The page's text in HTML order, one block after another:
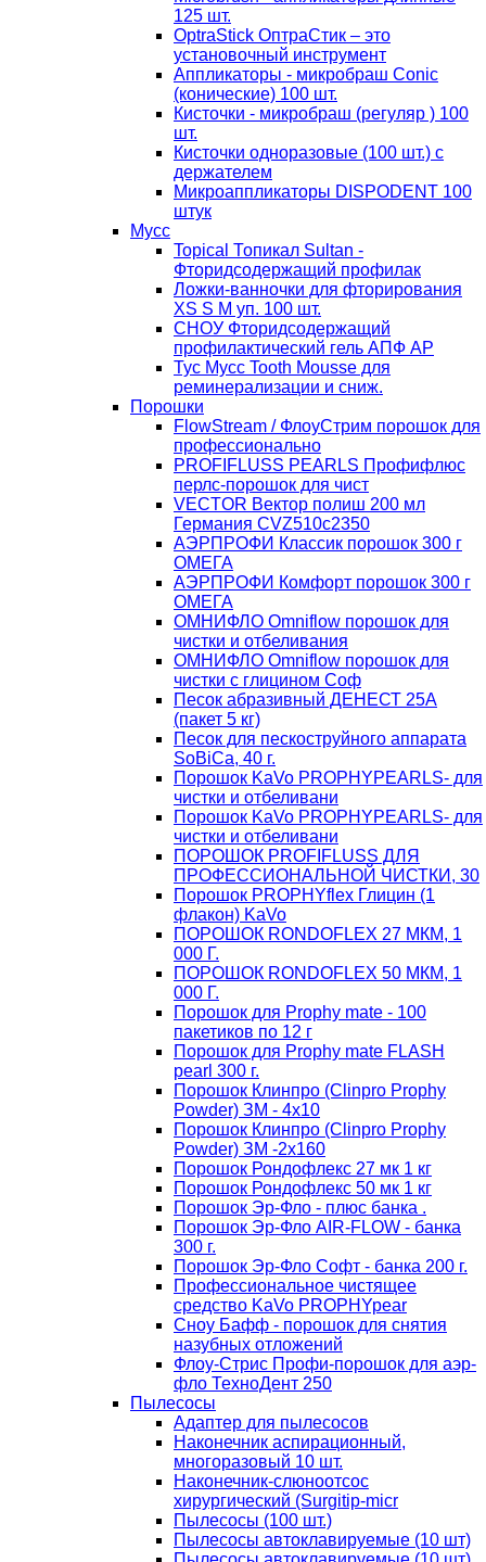
125 шт.
OptraStick ОптраСтик – это
установочный инструмент
Аппликаторы - микробраш Conic
(конические) 100 шт.
Кисточки - микробраш (регуляр ) 100
шт.
Кисточки одноразовые (100 шт.) с
держателем
Микроаппликаторы DISPODENT 100
штук
Мусс
Topical Топикал Sultan -
Фторидсодержащий профилак
Ложки-ванночки для фторирования
XS S М уп. 100 шт.
СНОУ Фторидсодержащий
профилактический гель АПФ AP
Тус Мусс Tooth Mousse для
реминерализации и сниж.
Порошки
FlowStream / ФлоуСтрим порошок для
профессионально
PROFIFLUSS PEARLS Профифлюс
перлс-порошок для чист
VECTOR Вектор полиш 200 мл
Германия CVZ510с2350
АЭРПРОФИ Классик порошок 300 г
ОМЕГА
АЭРПРОФИ Комфорт порошок 300 г
ОМЕГА
ОМНИФЛО Omniflow порошок для
чистки и отбеливания
ОМНИФЛО Omniflow порошок для
чистки с глицином Соф
Песок абразивный ДЕНЕСТ 25А
(пакет 5 кг)
Песок для пескоструйного аппарата
SoBiCa, 40 г.
Порошок KaVo PROPHYPEARLS- для
чистки и отбеливани
Порошок KaVo PROPHYPEARLS- для
чистки и отбеливани
ПОРОШОК PROFIFLUSS ДЛЯ
ПРОФЕССИОНАЛЬНОЙ ЧИСТКИ, 30
Порошок PROPHYflex Глицин (1
флакон) KaVo
ПОРОШОК RONDOFLEX 27 МКМ, 1
000 Г.
ПОРОШОК RONDOFLEX 50 МКМ, 1
000 Г.
Порошок для Proрhy mate - 100
пакетиков по 12 г
Порошок для Proрhy mate FLASH
pearl 300 г.
Порошок Клинпро (Clinpro Prophy
Powder) ЗМ - 4х10
Порошок Клинпро (Clinpro Prophy
Powder) ЗМ -2х160
Порошок Рондофлекс 27 мк 1 кг
Порошок Рондофлекс 50 мк 1 кг
Порошок Эр-Фло - плюс банка .
Порошок Эр-Фло AIR-FLOW - банка
300 г.
Порошок Эр-Фло Софт - банка 200 г.
Профессиональное чистящее
средство KaVo PROPHYpear
Сноу Бафф - порошок для снятия
назубных отложений
Флоу-Стрис Профи-порошок для аэр-
фло ТехноДент 250
Пылесосы
Адаптер для пылесосов
Наконечник аспирационный,
многоразовый 10 шт.
Наконечник-слюноотсос
хирургический (Surgitip-micr
Пылесосы (100 шт.)
Пылесосы автоклавируемые (10 шт)